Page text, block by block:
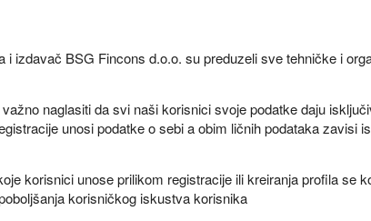
i izdavač BSG Fincons d.o.o. su preduzeli sve tehničke i
naglasiti da svi naši korisnici svoje podatke daju
unosi podatke o sebi a obim ličnih podataka zavisi
korisnici unose prilikom registracije ili kreiranja profila se
korisničkog iskustva korisnika